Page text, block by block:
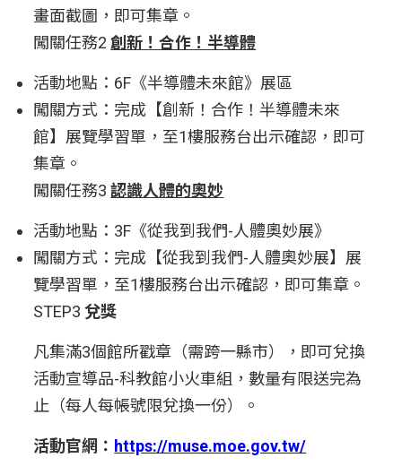
畫面截圖，即可集章。
闖關任務2創新！合作！半導體
活動地點：6F《半導體未來館》展區
闖關方式：完成【創新！合作！半導體未來
館】展覽學習單，至1樓服務台出示確認，即可
集章。
闖關任務3認識人體的奧妙
活動地點：3F《從我到我們-人體奧妙展》
闖關方式：完成【從我到我們-人體奧妙展】展
覽學習單，至1樓服務台出示確認，即可集章。
STEP3兌獎
凡集滿3個館所戳章（需跨一縣市），即可兌換
活動宣導品-科教館小火車組，數量有限送完為
止（每人每帳號限兌換一份）。
活動官網： https://muse.moe.gov.tw/